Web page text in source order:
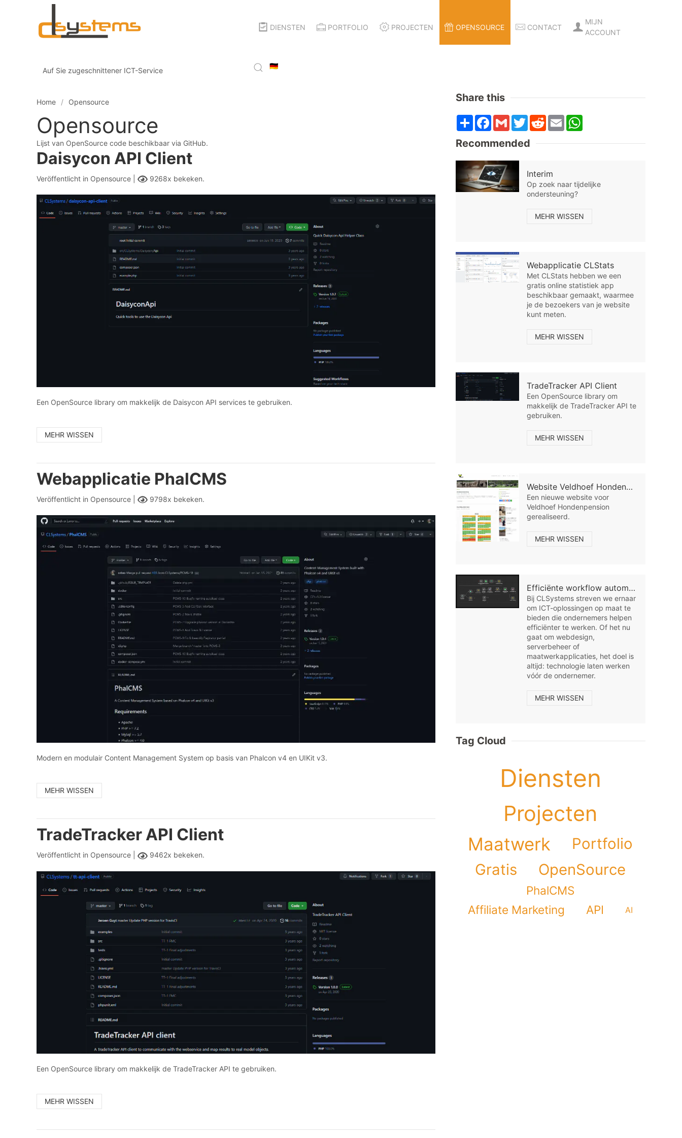
Auf Sie zugeschnittener ICT-Service
DIENSTEN PORTFOLIO PROJECTEN OPENSOURCE CONTACT
MIJN
ACCOUNT
🇩🇪
Home Opensource
Opensource
Lijst van OpenSource code beschikbaar via GitHub.
Daisycon API Client
Veröffentlicht in Opensource | 9268x bekeken.
Een OpenSource library om makkelijk de Daisycon API services te gebruiken.
MEHR WISSEN
Webapplicatie PhalCMS
Veröffentlicht in Opensource | 9798x bekeken.
Modern en modulair Content Management System op basis van Phalcon v4 en UIKit v3.
MEHR WISSEN
TradeTracker API Client
Veröffentlicht in Opensource | 9462x bekeken.
Een OpenSource library om makkelijk de TradeTracker API te gebruiken.
MEHR WISSEN
Share this
ShareFacebook
GmailTwitterRedditEmail
Recommended
Interim
Op zoek naar tijdelijke
ondersteuning?
MEHR WISSEN
Webapplicatie CLStats
Met CLStats hebben we een
gratis online statistiek app
beschikbaar gemaakt, waarmee
je de bezoekers van je website
kunt meten.
MEHR WISSEN
TradeTracker API Client
Een OpenSource library om
makkelijk de TradeTracker API te
gebruiken.
MEHR WISSEN
Website Veldhoef Hondenpension
Een nieuwe website voor
Veldhoef Hondenpension
gerealiseerd.
MEHR WISSEN
Efficiënte workflow automatisering voor het MKB: Ontdek de kracht van N8Nme
Bij CLSystems streven we ernaar
om ICT-oplossingen op maat te
bieden die ondernemers helpen
efficiënter te werken. Of het nu
gaat om webdesign,
serverbeheer of
maatwerkapplicaties, het doel is
altijd: technologie laten werken
vóór de ondernemer.
MEHR WISSEN
Tag Cloud
Diensten
Projecten
Maatwerk
Portfolio
Gratis
OpenSource
PhalCMS
Affiliate Marketing
API AI